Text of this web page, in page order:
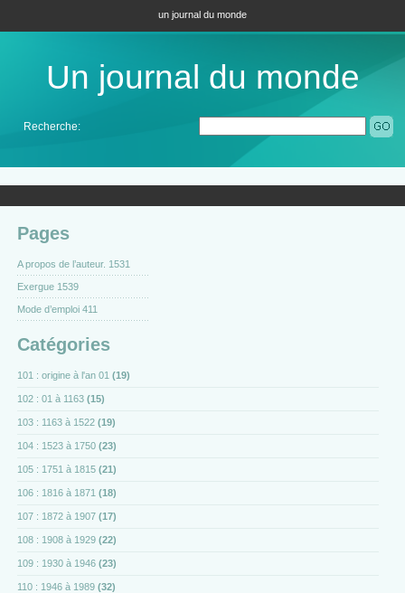
un journal du monde
Un journal du monde
Recherche:
Pages
A propos de l’auteur. 1531
Exergue 1539
Mode d’emploi 411
Catégories
101 : origine à l'an 01 (19)
102 : 01 à 1163 (15)
103 : 1163 à 1522 (19)
104 : 1523 à 1750 (23)
105 : 1751 à 1815 (21)
106 : 1816 à 1871 (18)
107 : 1872 à 1907 (17)
108 : 1908 à 1929 (22)
109 : 1930 à 1946 (23)
110 : 1946 à 1989 (32)